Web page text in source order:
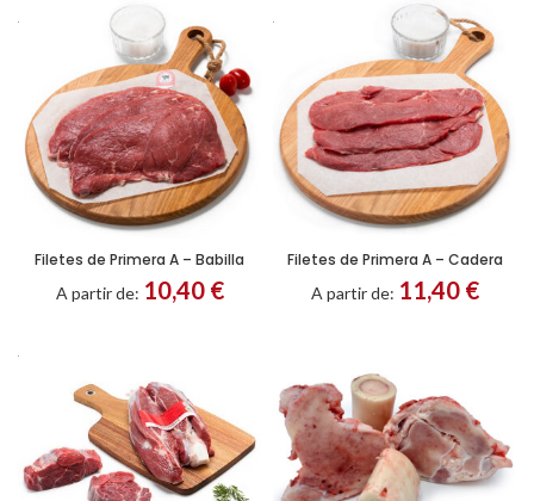
Filetes de Primera A – Babilla
A partir de: 10,40 €
Filetes de Primera A – Cadera
A partir de: 11,40 €